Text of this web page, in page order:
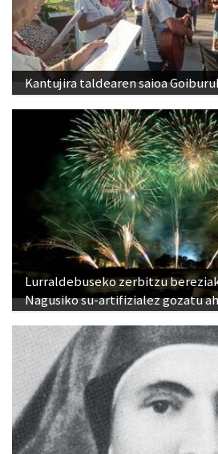
Kantujira taldearen saioa
Lurraldebuseko zerbitzu
Nagusiko su-artifizialez gozatu